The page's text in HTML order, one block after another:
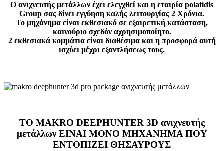
Ο ανιχνευτής μετάλλων έχει ελεγχθεί και η εταιρία polatidis
Group σας δίνει εγγύηση καλής λειτουργίας 2 Χρόνια.
Το μηχάνημα είναι εκθεσιακό σε εξαιρετική κατάσταση,
καινούριο σχεδόν αχρησιμοποίητο.
2 εκθεσιακά κομμάτια είναι διαθέσιμα και η προσφορά αυτή
ισχύει μέχρι εξαντλήσεως τους.
ΤΟ MAKRO DEEPHUNTER 3D ανιχνευτής
μετάλλων ΕΙΝΑΙ ΜΟΝΟ ΜΗΧΑΝΗΜΑ ΠΟΥ
ΕΝΤΟΠΙΖΕΙ ΘΗΣΑΥΡΟΥΣ